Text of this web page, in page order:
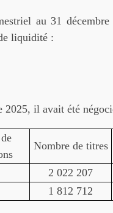
au 31
liquidité :
2025, il avait été
Nombre de titres
2 022 207
1 812 712